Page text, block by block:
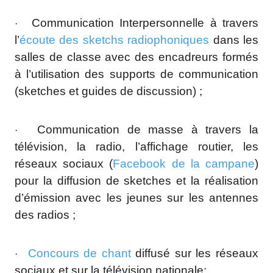
·
Communication Interpersonnelle à travers
l’écoute des sketchs radiophoniques dans les
salles de classe avec des encadreurs formés
à l’utilisation des supports de communication
(sketches et guides de discussion) ;
·
Communication de masse à travers la
télévision, la radio, l’affichage routier, les
réseaux sociaux (Facebook de la campane)
pour la diffusion de sketches et la réalisation
d’émission avec les jeunes sur les antennes
des radios ;
· Concours de chantdiffusé sur les réseaux
sociaux et sur la télévision nationale;